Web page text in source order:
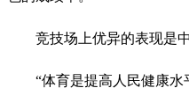
竞技场上优异的表现是中
“体育是提高人民健康水平